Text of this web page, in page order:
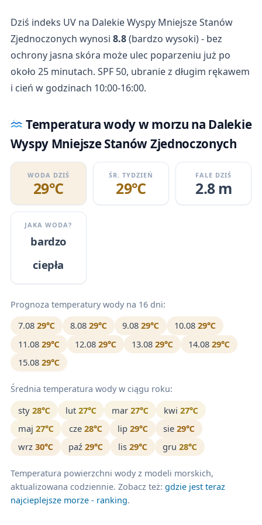
Dziś indeks UV na Dalekie Wyspy Mniejsze Stanów
Zjednoczonych wynosi 8.8(bardzo wysoki) - bez
ochrony jasna skóra może ulec poparzeniu już po
około 25 minutach. SPF 50, ubranie z długim rękawem
i cień w godzinach 10:00-16:00.
Temperatura wody w morzu na Dalekie
Wyspy Mniejsze Stanów Zjednoczonych
WODA DZIŚ
29℃
ŚR. TYDZIEŃ
29℃
FALE DZIŚ
2.8 m
JAKA WODA?
bardzo
ciepła
Prognoza temperatury wody na 16 dni:
7.08 29℃ 8.08 29℃ 9.08 29℃ 10.08 29℃
11.08 29℃ 12.08 29℃ 13.08 29℃ 14.08 29℃
15.08 29℃
Średnia temperatura wody w ciągu roku:
sty 28℃ lut 27℃ mar 27℃ kwi 27℃
maj 27℃ cze 28℃ lip 29℃ sie 29℃
wrz 30℃ paź 29℃ lis 29℃ gru 28℃
Temperatura powierzchni wody z modeli morskich,
aktualizowana codziennie. Zobacz też: gdzie jest teraz
najcieplejsze morze - ranking.